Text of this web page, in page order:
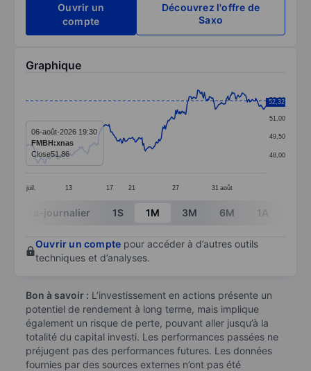
Ouvrir un
compte
Découvrez l'offre de
Saxo
Graphique
Line chart with 286 data points.
The chart has 1 X axis displaying categories.
The chart has 1 Y axis displaying values. Data
juil. 13 17 21 27 31 août
48,00
49,50
51,00
52,50
52,32
06-août-2026 19:30
FMBH:xnas
Close51,86
End of interactive chart.
Intra-journalier 1S 1M 3M 6M 1A
Ouvrir un compte pour accéder à d’autres outils
techniques et d’analyses.
Bon à savoir : L’investissement en actions présente un
potentiel de rendement à long terme, mais implique
également un risque de perte, pouvant aller jusqu’à la
totalité du capital investi. Les performances passées ne
préjugent pas des performances futures. Les données
fournies par des sources externes n’ont pas été